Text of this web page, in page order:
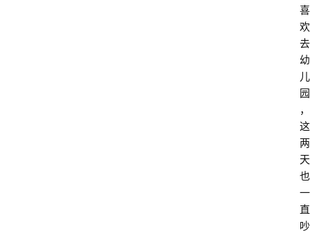
喜
欢
去
幼
儿
园
，
这
两
天
也
一
直
吵